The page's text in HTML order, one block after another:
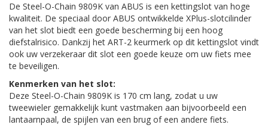
De Steel-O-Chain 9809K van ABUS is een kettingslot van hoge
kwaliteit. De speciaal door ABUS ontwikkelde XPlus-slotcilinder
van het slot biedt een goede bescherming bij een hoog
diefstalrisico. Dankzij het ART-2 keurmerk op dit kettingslot vindt
ook uw verzekeraar dit slot een goede keuze om uw fiets mee
te beveiligen.
Kenmerken van het slot:
Deze Steel-O-Chain 9809K is 170 cm lang, zodat u uw
tweewieler gemakkelijk kunt vastmaken aan bijvoorbeeld een
lantaarnpaal, de spijlen van een brug of een andere fiets.